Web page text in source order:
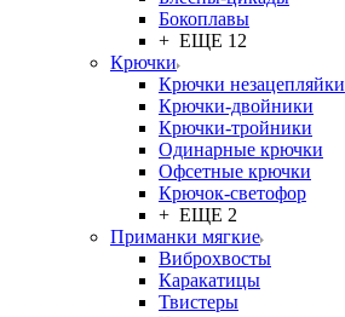
Бокоплавы
+ ЕЩЕ 12
Крючки
Крючки незацепляйки
Крючки-двойники
Крючки-тройники
Одинарные крючки
Офсетные крючки
Крючок-светофор
+ ЕЩЕ 2
Приманки мягкие
Виброхвосты
Каракатицы
Твистеры